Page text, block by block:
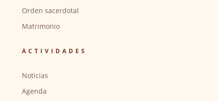
Orden sacerdotal
Matrimonio
ACTIVIDADES
Noticias
Agenda